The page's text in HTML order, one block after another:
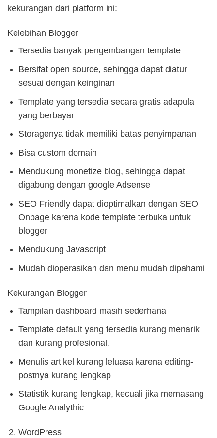
kekurangan dari platform ini:
Kelebihan Blogger
Tersedia banyak pengembangan template
Bersifat open source, sehingga dapat diatur
sesuai dengan keinginan
Template yang tersedia secara gratis adapula
yang berbayar
Storagenya tidak memiliki batas penyimpanan
Bisa custom domain
Mendukung monetize blog, sehingga dapat
digabung dengan google Adsense
SEO Friendly dapat dioptimalkan dengan SEO
Onpage karena kode template terbuka untuk
blogger
Mendukung Javascript
Mudah dioperasikan dan menu mudah dipahami
Kekurangan Blogger
Tampilan dashboard masih sederhana
Template default yang tersedia kurang menarik
dan kurang profesional.
Menulis artikel kurang leluasa karena editing-
postnya kurang lengkap
Statistik kurang lengkap, kecuali jika memasang
Google Analythic
WordPress